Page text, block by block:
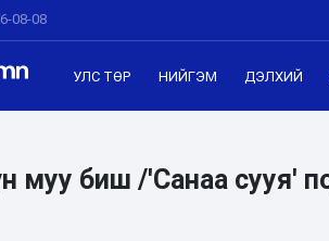
08-08
УЛС ТӨР НИЙГЭМ ДЭЛХИЙ
муу биш /'Санаа сууя'